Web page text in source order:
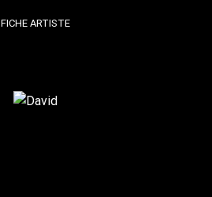
FICHE ARTISTE